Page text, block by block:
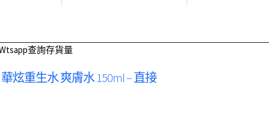
查詢存貨量
華炫重生水 爽膚水 150ml – 直接